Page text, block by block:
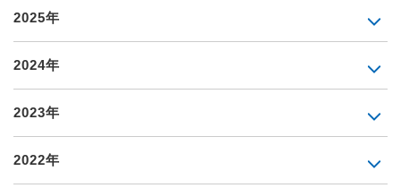
2025年
2024年
2023年
2022年